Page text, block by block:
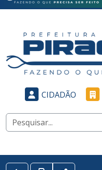
CIDADÃO